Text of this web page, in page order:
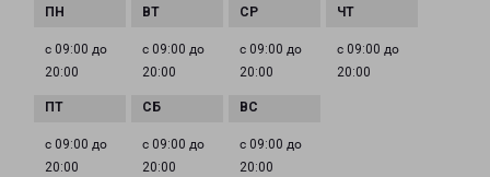
с 09:00 до
20:00
с 09:00 до
20:00
с 09:00 до
20:00
с 09:00 до
20:00
с 09:00 до
20:00
с 09:00 до
20:00
с 09:00 до
20:00